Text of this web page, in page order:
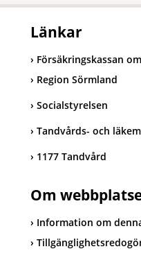
Länkar
Försäkringskassan
Region Sörmland
Socialstyrelsen
Tandvårds- och
1177 Tandvård
Om
Information om